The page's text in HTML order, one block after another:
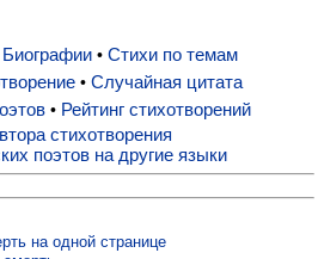
Биографии• Стихи по темам
• Случайная цитата
• Рейтинг стихотворений
стихотворения
поэтов на другие языки
на одной странице